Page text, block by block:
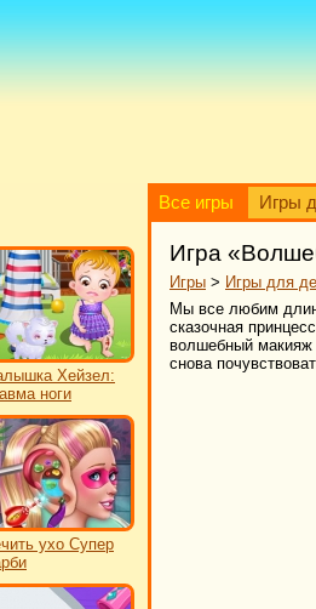
Все игры Игры
Хейзел:
ноги
ухо Супер
Игра
Игры > Игры для
Мы все любим
сказочная
волшебный макияж
снова